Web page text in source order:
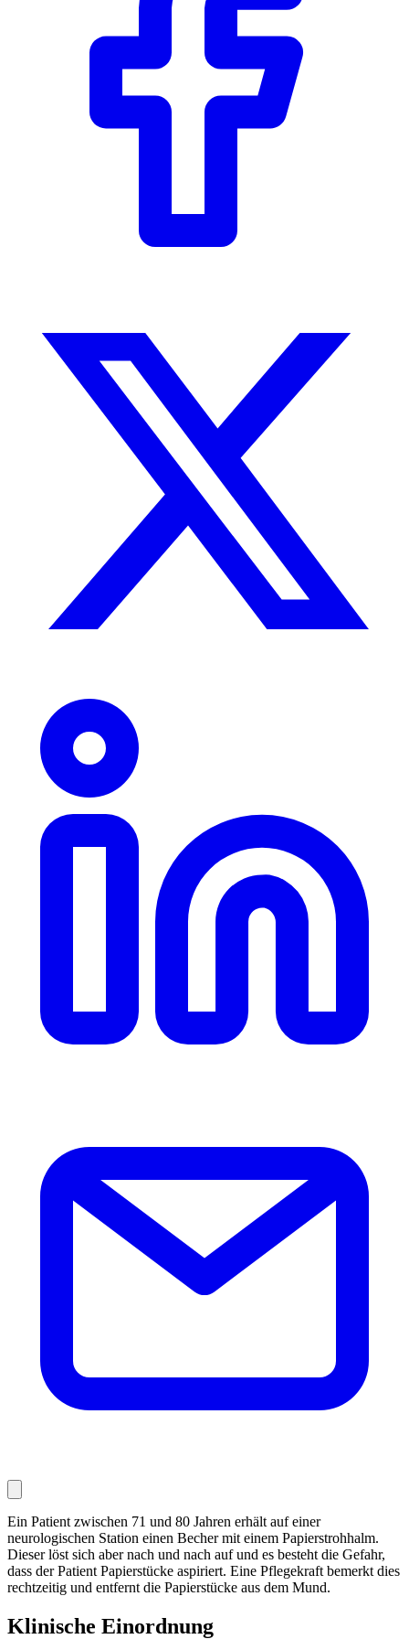
Ein Patient zwischen 71 und 80 Jahren erhält auf einer
neurologischen Station einen Becher mit einem Pa­pier­strohhalm.
Dieser löst sich aber nach und nach auf und es besteht die Gefahr,
dass der Patient Papier­stücke aspiriert. Eine Pflegekraft bemerkt dies
rechtzeitig und entfernt die Papierstücke aus dem Mund.
Klinische Einordnung